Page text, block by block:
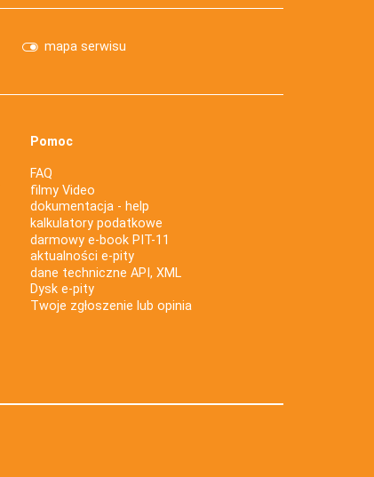
mapa serwisu
Pomoc
FAQ
filmy Video
dokumentacja - help
kalkulatory podatkowe
darmowy e-book PIT-11
aktualności e-pity
dane techniczne API, XML
Dysk e-pity
Twoje zgłoszenie lub opinia